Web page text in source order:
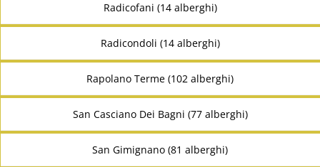
Radicofani (14 alberghi)
Radicondoli (14 alberghi)
Rapolano Terme (102 alberghi)
San Casciano Dei Bagni (77 alberghi)
San Gimignano (81 alberghi)